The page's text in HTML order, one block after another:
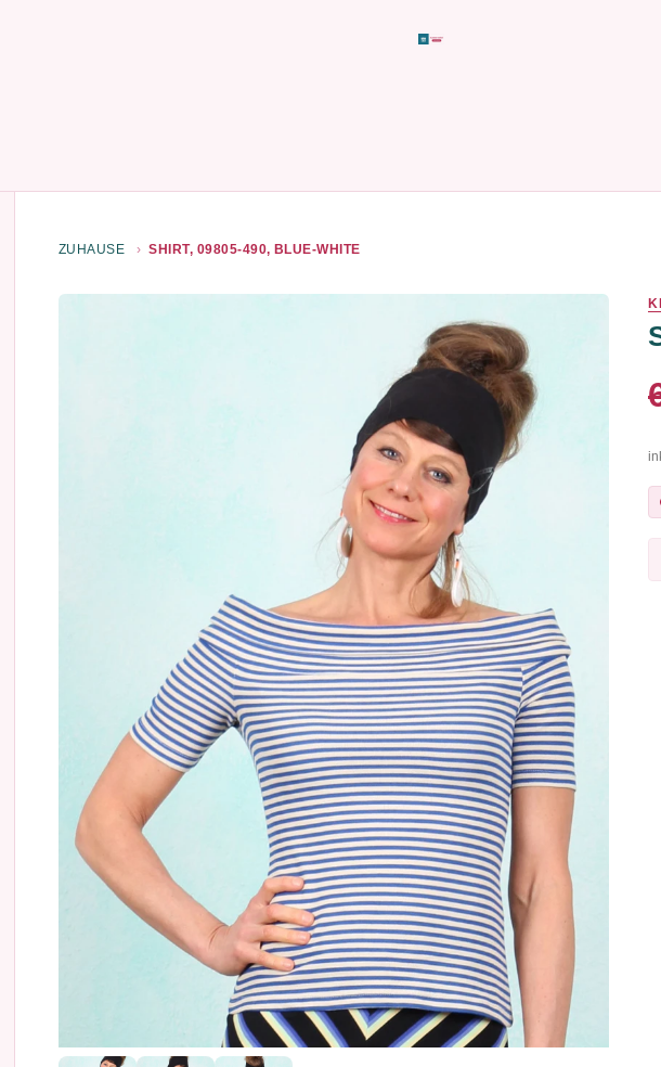
ZUHAUSE SHIRT, 09805-490, BLUE-WHITE